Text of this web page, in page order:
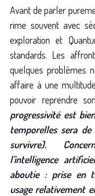
Avant de parler
rime souvent avec
exploration et
standards. Les
quelques problèmes
affaire à une
pouvoir reprendre
progressivité est
temporelles sera
survivre).
l’intelligence
aboutie : prise en
usage relativement